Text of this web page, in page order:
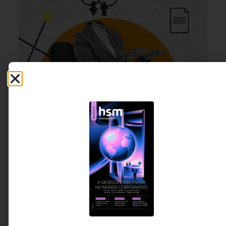
ARQUITETURA DE TRABALHO
4 DE AGOSTO DE 2026 14H00